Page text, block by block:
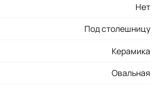
Нет
Под столешницу
Керамика
Овальная